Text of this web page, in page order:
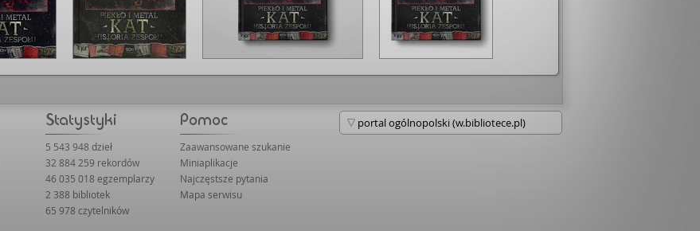
5 543 948 dzieł
32 884 259 rekordów
46 035 018 egzemplarzy
2 388 bibliotek
65 978 czytelników
Zaawansowane szukanie
Miniaplikacje
Najczęstsze pytania
Mapa serwisu